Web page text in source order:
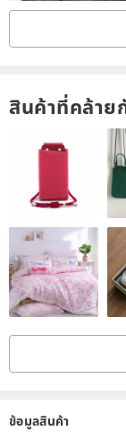
สินค้าที่คล้าย
ข้อมูลสินค้า